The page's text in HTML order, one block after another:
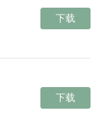
下载
下载